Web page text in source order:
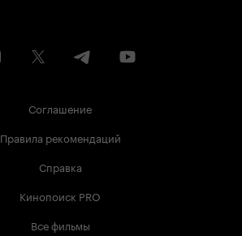
Соглашение
Правила рекомендаций
Справка
Кинопоиск PRO
Все фильмы